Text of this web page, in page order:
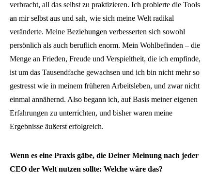
verbracht, all das selbst zu praktizieren. Ich probierte die Tools
an mir selbst aus und sah, wie sich meine Welt radikal
veränderte. Meine Beziehungen verbesserten sich sowohl
persönlich als auch beruflich enorm. Mein Wohlbefinden – die
Menge an Frieden, Freude und Verspieltheit, die ich empfinde,
ist um das Tausendfache gewachsen und ich bin nicht mehr so
gestresst wie in meinem früheren Arbeitsleben, und zwar nicht
einmal annähernd. Also begann ich, auf Basis meiner eigenen
Erfahrungen zu unterrichten, und bisher waren meine
Ergebnisse äußerst erfolgreich.
Wenn es eine Praxis gäbe, die Deiner Meinung nach jeder
CEO der Welt nutzen sollte: Welche wäre das?